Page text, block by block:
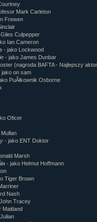
Mark Carleton
Frewen
Culpepper
Ian Cameron
- jako Lockwood
- jako James Dunbar
(nagroda BAFTA - Najlepszy
on sam
PuÂłkownik Osborne
Oficer
- jako ENT Doktor
Marsh
- jako Helmut Hoffmann
Tiger Brown
Nash
Tracey
Maitland